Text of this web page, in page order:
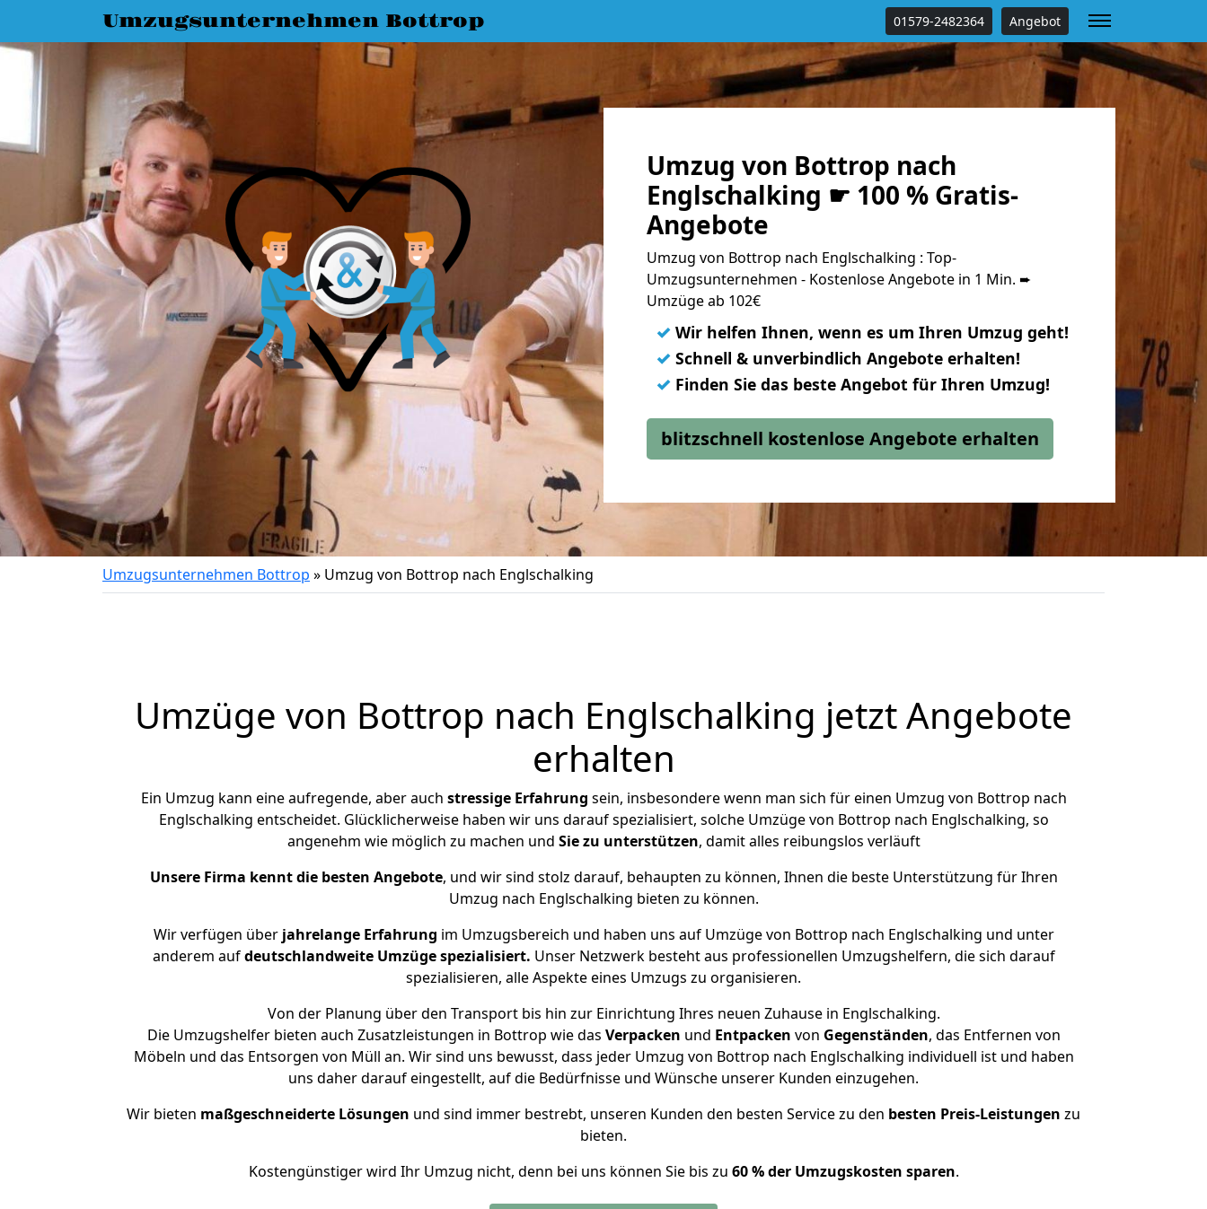
Umzugsunternehmen Bottrop 01579-2482364 Angebot
Umzug von Bottrop nach
Englschalking ☛ 100 % Gratis-
Angebote
Umzug von Bottrop nach Englschalking : Top-
Umzugsunternehmen - Kostenlose Angebote in 1 Min. ➨
Umzüge ab 102€
✓ Wir helfen Ihnen, wenn es um Ihren Umzug geht!
✓ Schnell & unverbindlich Angebote erhalten!
✓ Finden Sie das beste Angebot für Ihren Umzug!
blitzschnell kostenlose Angebote erhalten
Umzugsunternehmen Bottrop » Umzug von Bottrop nach Englschalking
Umzüge von Bottrop nach Englschalking jetzt Angebote
erhalten
Ein Umzug kann eine aufregende, aber auch stressige Erfahrung sein, insbesondere wenn man sich für einen Umzug von Bottrop nach
Englschalking entscheidet. Glücklicherweise haben wir uns darauf spezialisiert, solche Umzüge von Bottrop nach Englschalking, so
angenehm wie möglich zu machen und Sie zu unterstützen, damit alles reibungslos verläuft
Unsere Firma kennt die besten Angebote, und wir sind stolz darauf, behaupten zu können, Ihnen die beste Unterstützung für Ihren
Umzug nach Englschalking bieten zu können.
Wir verfügen überjahrelange Erfahrung im Umzugsbereich und haben uns auf Umzüge von Bottrop nach Englschalking und unter
anderem aufdeutschlandweite Umzüge spezialisiert. Unser Netzwerk besteht aus professionellen Umzugshelfern, die sich darauf
spezialisieren, alle Aspekte eines Umzugs zu organisieren.
Von der Planung über den Transport bis hin zur Einrichtung Ihres neuen Zuhause in Englschalking.
Die Umzugshelfer bieten auch Zusatzleistungen in Bottrop wie das Verpacken und Entpacken von Gegenständen, das Entfernen von
Möbeln und das Entsorgen von Müll an. Wir sind uns bewusst, dass jeder Umzug von Bottrop nach Englschalking individuell ist und haben
uns daher darauf eingestellt, auf die Bedürfnisse und Wünsche unserer Kunden einzugehen.
Wir bieten maßgeschneiderte Lösungen und sind immer bestrebt, unseren Kunden den besten Service zu den besten Preis-Leistungen zu
bieten.
Kostengünstiger wird Ihr Umzug nicht, denn bei uns können Sie bis zu 60 % der Umzugskosten sparen.